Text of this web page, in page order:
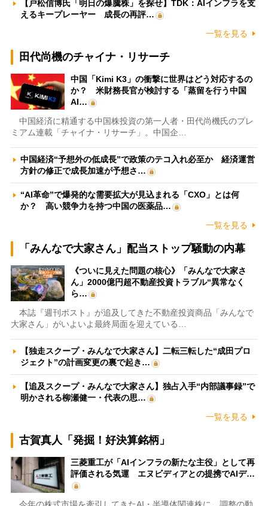
【戸松信博氏「明日の爆騰株」を探せ】TDK：AIインフラを支
えるキープレーヤー 成長の再評…
一覧を見る
田代尚機のチャイナ・リサーチ
中国「Kimi K3」の衝撃に世界はどう対応するの
か？ 米財務長官が検討する「蒸留を行う中国
AI…
中国経済に精通する中国株投資の第一人者・田代尚機氏のプレ
ミアム連載「チャイナ・リサーチ」。中国企…
中国経済“予想外の低成長”で政策のテコ入れ必至か 経済運営
方針の修正で成長加速が予想さ…
“AI革命”で爆発的な需要拡大が見込まれる「CXO」とは何
か？ 高い競争力を持つ中国の医薬品…
一覧を見る
「みんなで大家さん」配当ストップ騒動の内幕
《ついに見えた問題の核心》「みんなで大家さ
ん」2000億円超不動産投資トラブル“異常なく
ら…
本誌『週刊ポスト』が追及してきた不動産投資商品「みんなで
大家さん」がいよいよ最終局面を迎えている…
【独走スクープ・みんなで大家さん】二転三転した“成田プロ
ジェクト”の計画変更の裏で起き…
【追及スクープ・みんなで大家さん】独占入手“内部議事録”で
明かされる柳瀬健一・代表の思…
一覧を見る
古賀真人「発掘！好決算銘柄」
三菱重工が「AIインフラの新たな主役」として再
評価される気運 エヌビディアとの提携でAIデ…